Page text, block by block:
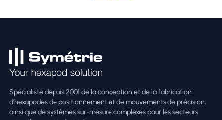
Spécialiste depuis 2001 de la conception et de la fabrication
d’hexapodes de positionnement et de mouvements de précision,
ainsi que de systèmes sur-mesure complexes pour les secteurs